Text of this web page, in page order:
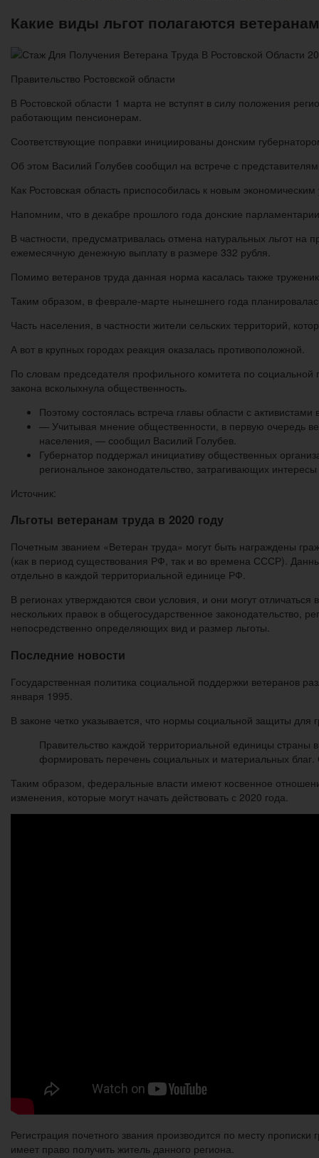
Какие виды льгот полагаются
Правительство Ростовской области
В Ростовской области 1 марта не вступят в силу положения
работающим пенсионерам.
Соответствующие поправки инициированы донским
Об этом Василий Голубев сообщил на встрече с
Как Ростовская область приспособилась к новым
Напомним, что в декабре прошлого года донские
В частности, предусматривалась отмена натуральных льгот на
ежемесячную денежную выплату в размере 332 рубля.
Помимо ветеранов труда данная норма касалась также
Таким образом, в феврале-марте нынешнего года
Часть населения, в частности жители сельских территорий,
А вот в крупных городах реакция оказалась противоположной.
По словам председателя профильного комитета по
закона всколыхнула общественность.
Поэтому состоялась встреча главы области с активистами
— Учитывая мнение общественности, в первую очередь
населения, — сообщил Василий Голубев.
Губернатор поддержал инициативу общественных
региональное законодательство, затрагивающих
Источник:
Льготы ветеранам труда в 2020 году
Почетным званием «Ветеран труда» могут быть награждены
(как в период существования РФ, так и во времена СССР).
отдельно в каждой территориальной единице РФ.
В регионах утверждаются свои условия, и они могут
нескольких правок в общегосударственное законодательство,
непосредственно определяющих вид и размер льготы.
Последние новости
Государственная политика социальной поддержки ветеранов
января 1995.
В законе четко указывается, что нормы социальной защиты
Правительство каждой территориальной единицы страны
формировать перечень социальных и материальных
Таким образом, федеральные власти имеют косвенное
изменения, которые могут начать действовать с 2020 года.
Регистрация почетного звания производится по месту
имеет право получить житель данного региона.